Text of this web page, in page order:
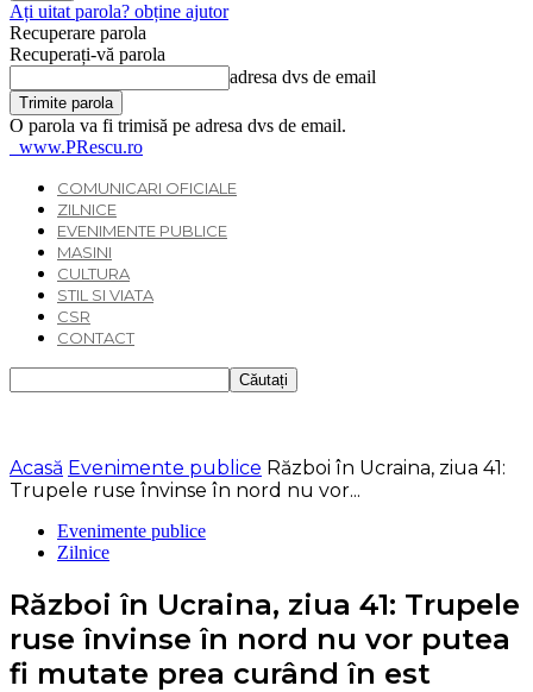
Ați uitat parola? obține ajutor
Recuperare parola
Recuperați-vă parola
adresa dvs de email
O parola va fi trimisă pe adresa dvs de email.
www.PRescu.ro
COMUNICARI OFICIALE
ZILNICE
EVENIMENTE PUBLICE
MASINI
CULTURA
STIL SI VIATA
CSR
CONTACT
Acasă Evenimente publice Război în Ucraina, ziua 41:
Trupele ruse învinse în nord nu vor...
Evenimente publice
Zilnice
Război în Ucraina, ziua 41: Trupele
ruse învinse în nord nu vor putea
fi mutate prea curând în est